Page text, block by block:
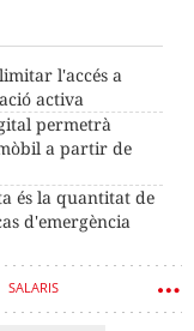
l'accés a
activa
permetrà
a partir de
és la quantitat de
d'emergència
SALARIS